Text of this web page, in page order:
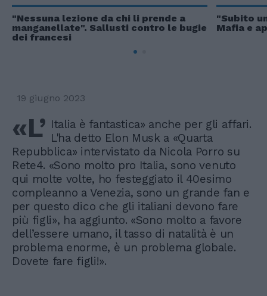
"Nessuna lezione da chi li prende a
manganellate". Sallusti contro le bugie
dei francesi
"Subito
Mafia e
19 giugno 2023
«L’ Italia è fantastica» anche per gli affari.
L'ha detto Elon Musk a «Quarta
Repubblica» intervistato da Nicola Porro su
Rete4. «Sono molto pro Italia, sono venuto
qui molte volte, ho festeggiato il 40esimo
compleanno a Venezia, sono un grande fan e
per questo dico che gli italiani devono fare
più figli», ha aggiunto. «Sono molto a favore
dell’essere umano, il tasso di natalità è un
problema enorme, è un problema globale.
Dovete fare figli!».